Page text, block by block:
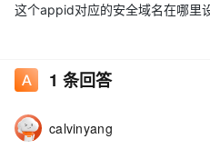
这个appid对应的安全域名在哪里
1 条回答
calvinyang